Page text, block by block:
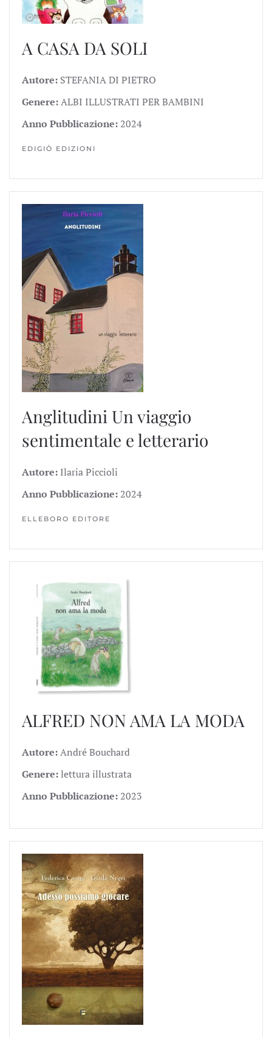
A CASA DA SOLI
Autore: STEFANIA DI PIETRO
Genere:ALBI ILLUSTRATI PER BAMBINI
Anno Pubblicazione: 2024
EDIGIÒ EDIZIONI
Anglitudini Un viaggio
sentimentale e letterario
Autore: Ilaria Piccioli
Anno Pubblicazione: 2024
ELLEBORO EDITORE
ALFRED NON AMA LA MODA
Autore:André Bouchard
Genere:lettura illustrata
Anno Pubblicazione: 2023